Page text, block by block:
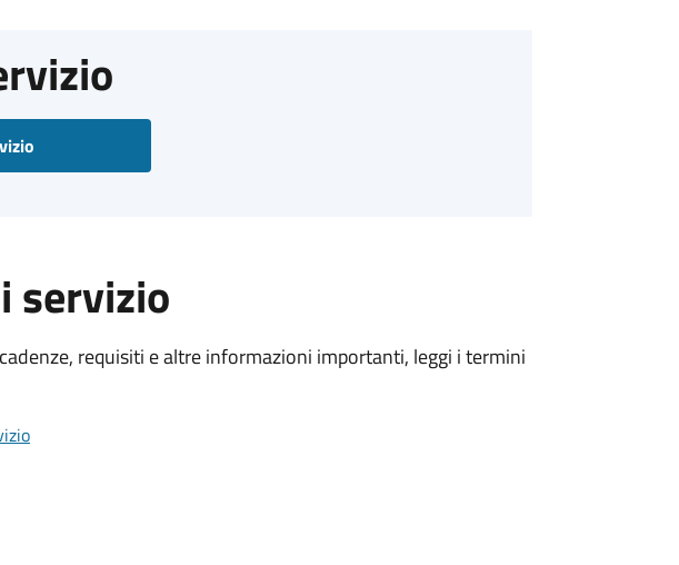
servizio
requisiti e altre informazioni importanti, leggi i termini